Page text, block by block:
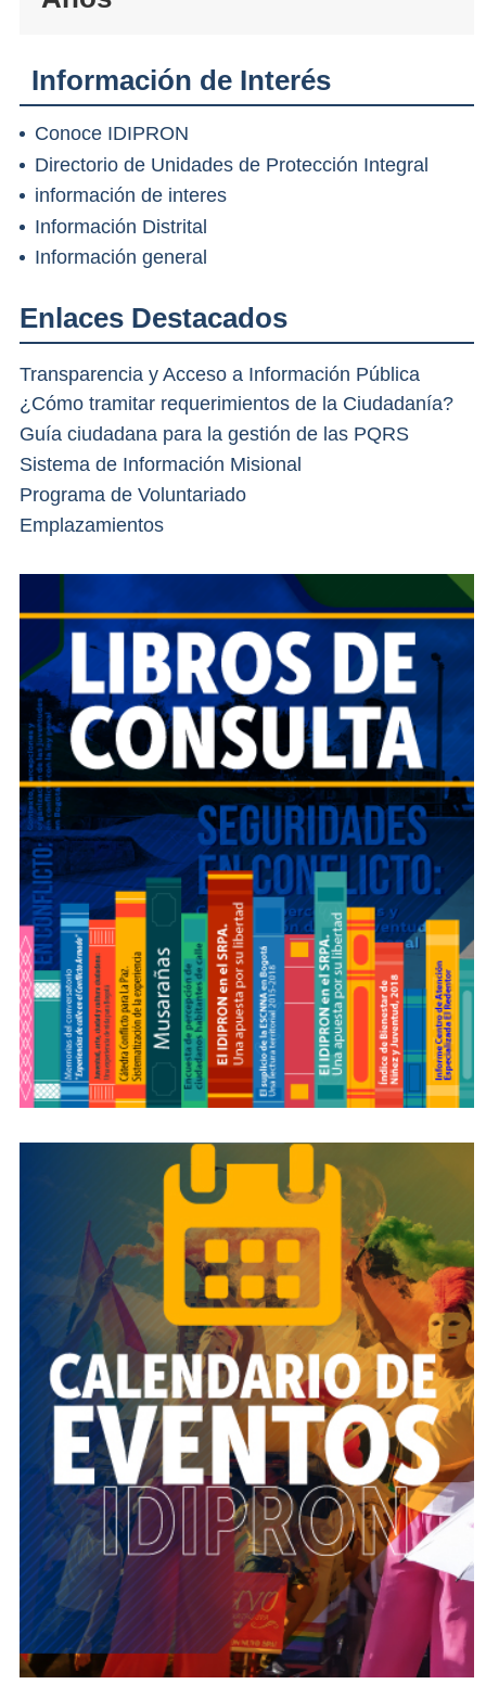
Información de Interés
Conoce IDIPRON
Directorio de Unidades de Protección Integral
información de interes
Información Distrital
Información general
Enlaces Destacados
Transparencia y Acceso a Información Pública
¿Cómo tramitar requerimientos de la Ciudadanía?
Guía ciudadana para la gestión de las PQRS
Sistema de Información Misional
Programa de Voluntariado
Emplazamientos